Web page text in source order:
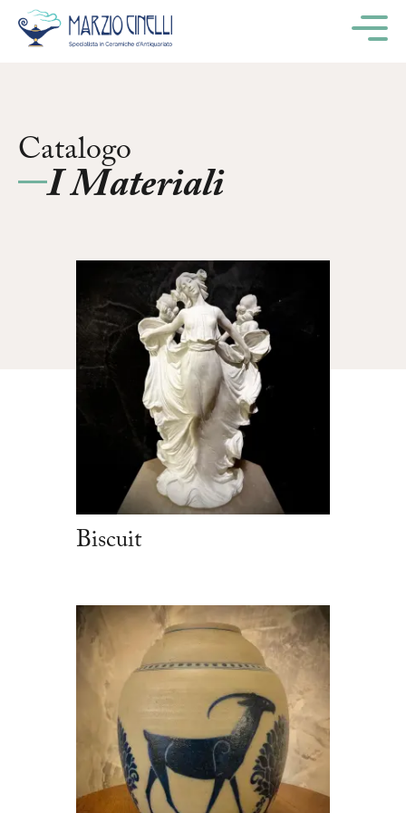
Catalogo
I Materiali
Biscuit